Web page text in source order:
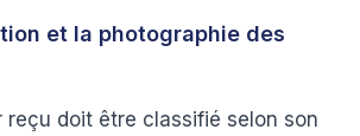
et la photographie des
reçu doit être classifié selon son